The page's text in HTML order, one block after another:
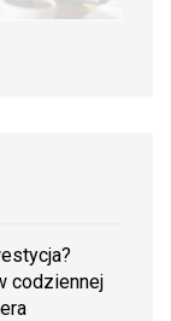
codziennej